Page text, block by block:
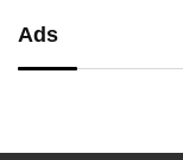
Ads